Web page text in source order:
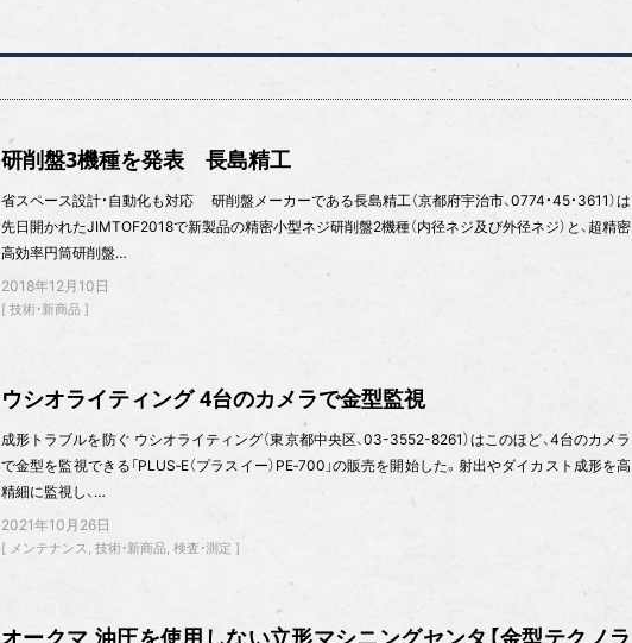
研削盤3機種を発表 長島精工
省スペース設計・自動化も対応 研削盤メーカーである長島精工（京都府宇治市、0774・45・3611）は
先日開かれたJIMTOF2018で新製品の精密小型ネジ研削盤2機種（内径ネジ及び外径ネジ）と、超精密
高効率円筒研削盤…
2018年12月10日
技術・新商品
ウシオライティング 4台のカメラで金型監視
成形トラブルを防ぐ ウシオライティング（東京都中央区、03-3552-8261）はこのほど、4台のカメラ
で金型を監視できる「PLUS‐E（プラスイー）PE‐700」の販売を開始した。射出やダイカスト成形を高
精細に監視し、…
2021年10月26日
メンテナンス 技術・新商品 検査・測定
オークマ 油圧を使用しない立形マシニングセンタ【金型テクノラ